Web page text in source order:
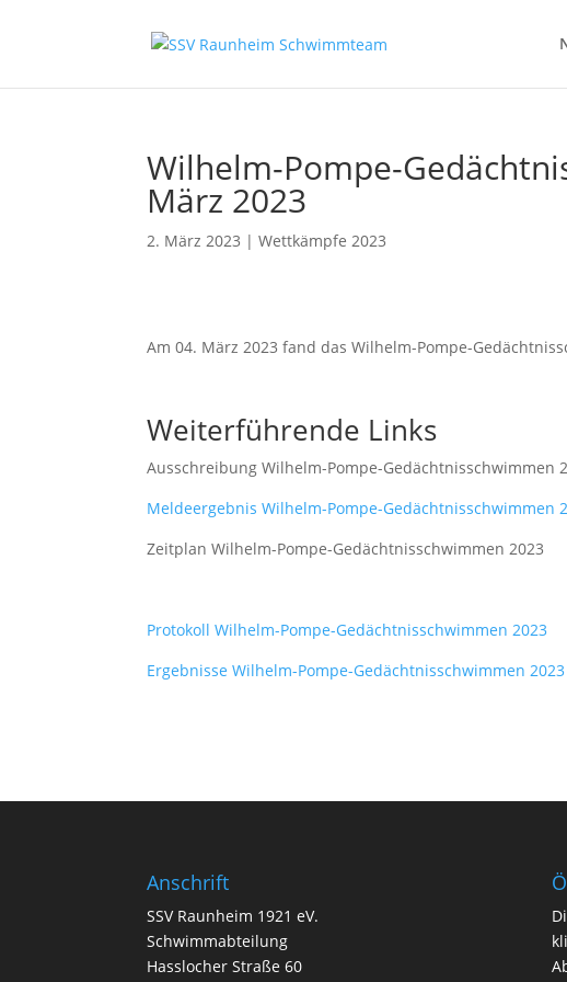
Wilhelm-Pompe-
März 2023
2. März 2023 |Wettkämpfe 2023
Am 04. März 2023 fand das Wilhelm-Pompe-
Weiterführende Links
Ausschreibung Wilhelm-Pompe-Gedächtnisschwimmen
Meldeergebnis Wilhelm-Pompe-Gedächtnisschwimmen
Zeitplan Wilhelm-Pompe-Gedächtnisschwimmen 2023
Protokoll Wilhelm-Pompe-Gedächtnisschwimmen 2023
Ergebnisse Wilhelm-Pompe-Gedächtnisschwimmen 2023
Anschrift
SSV Raunheim 1921 eV.
Schwimmabteilung
Hasslocher Straße 60